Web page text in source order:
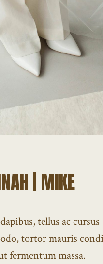
| MIKE
tellus ac cursus
tortor mauris
fermentum massa.